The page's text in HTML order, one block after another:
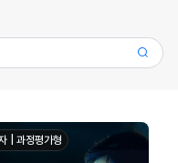
| 과정평가형